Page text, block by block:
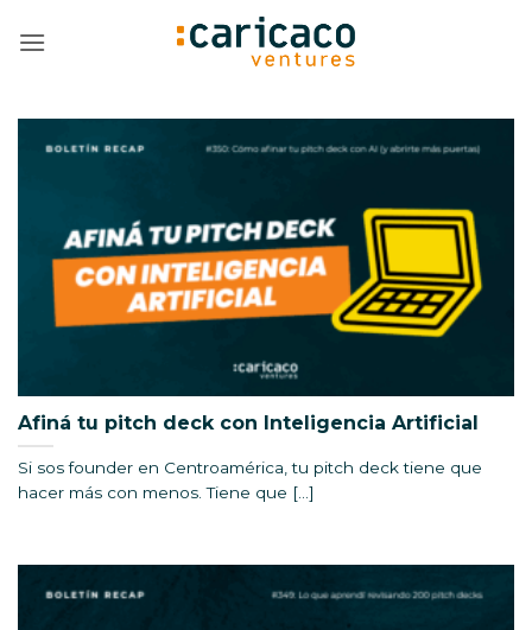
Afiná tu pitch deck con Inteligencia Artificial
Si sos founder en Centroamérica, tu pitch deck tiene que
hacer más con menos. Tiene que [...]